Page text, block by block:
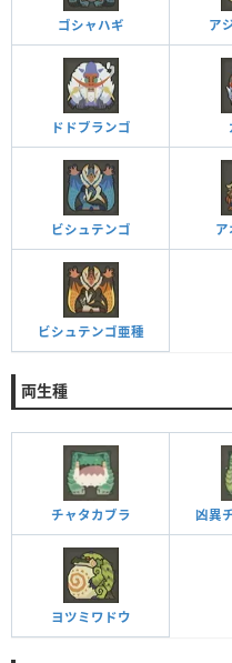
ゴシャハギ ア
ドドブランゴ
ビシュテンゴ ア
ビシュテンゴ亜種
両生種
チャタカブラ 凶異
ヨツミワドウ